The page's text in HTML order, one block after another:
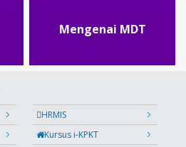
Mengenai MDT
HRMIS
Kursus i-KPKT